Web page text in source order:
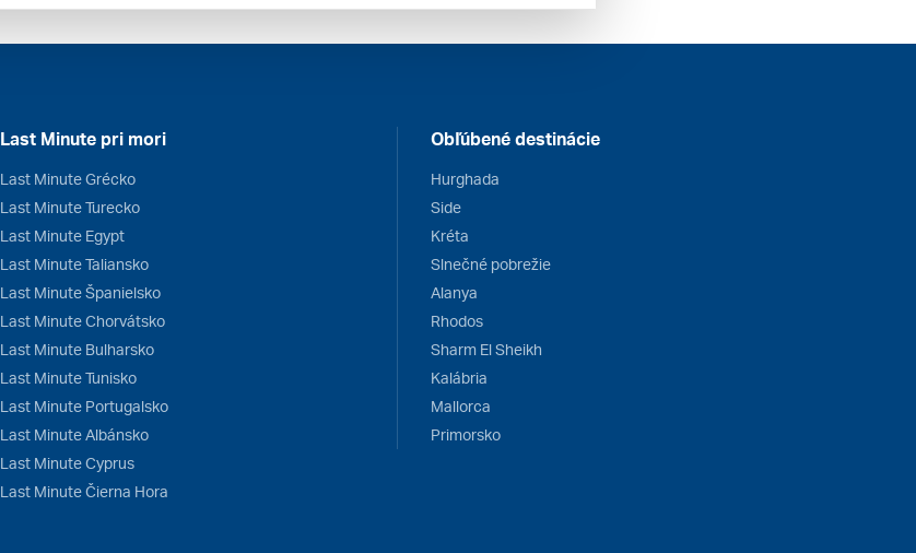
Last Minute pri mori
Last Minute Grécko
Last Minute Turecko
Last Minute Egypt
Last Minute Taliansko
Last Minute Španielsko
Last Minute Chorvátsko
Last Minute Bulharsko
Last Minute Tunisko
Last Minute Portugalsko
Last Minute Albánsko
Last Minute Cyprus
Last Minute Čierna Hora
Obľúbené destinácie
Hurghada
Side
Kréta
Slnečné pobrežie
Alanya
Rhodos
Sharm El Sheikh
Kalábria
Mallorca
Primorsko